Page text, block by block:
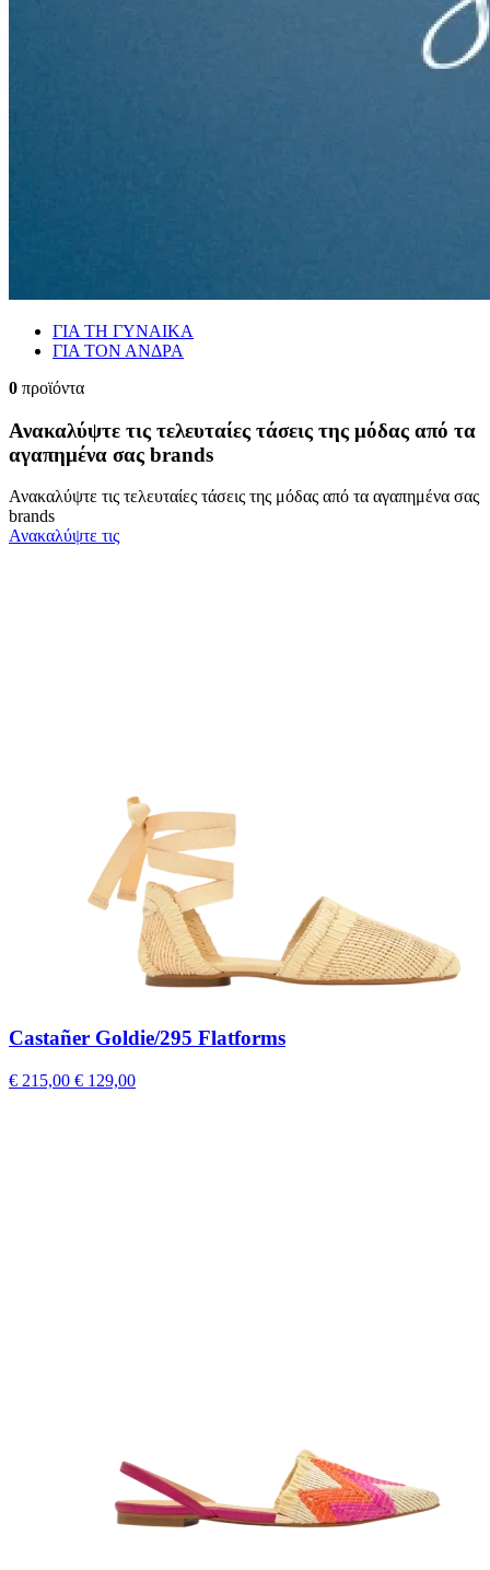
ΓΙΑ ΤΗ ΓΥΝΑΙΚΑ
ΓΙΑ ΤΟΝ ΑΝΔΡΑ
0 προϊόντα
Ανακαλύψτε τις τελευταίες τάσεις της μόδας από τα
αγαπημένα σας brands
Ανακαλύψτε τις τελευταίες τάσεις της μόδας από τα αγαπημένα σας
brands
Ανακαλύψτε τις
Castañer Goldie/295 Flatforms
€ 215,00 € 129,00